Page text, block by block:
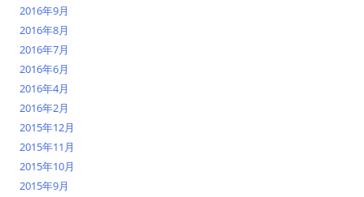
2016年9月
2016年8月
2016年7月
2016年6月
2016年4月
2016年2月
2015年12月
2015年11月
2015年10月
2015年9月